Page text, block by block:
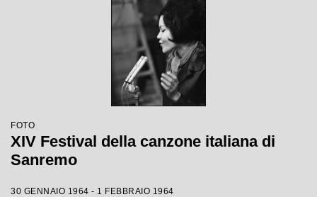
FOTO
XIV Festival della canzone italiana di
Sanremo
30 GENNAIO 1964 - 1 FEBBRAIO 1964